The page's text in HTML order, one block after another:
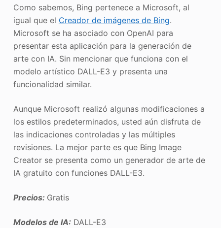
Como sabemos, Bing pertenece a Microsoft, al
igual que el Creador de imágenes de Bing.
Microsoft se ha asociado con OpenAI para
presentar esta aplicación para la generación de
arte con IA. Sin mencionar que funciona con el
modelo artístico DALL-E3 y presenta una
funcionalidad similar.
Aunque Microsoft realizó algunas modificaciones a
los estilos predeterminados, usted aún disfruta de
las indicaciones controladas y las múltiples
revisiones. La mejor parte es que Bing Image
Creator se presenta como un generador de arte de
IA gratuito con funciones DALL-E3.
Precios: Gratis
Modelos de IA:DALL-E3